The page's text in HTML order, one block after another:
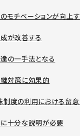
モチベーションが向上
が改善する
の一手法となる
対策に効果的
制度の利用における留
十分な説明が必要